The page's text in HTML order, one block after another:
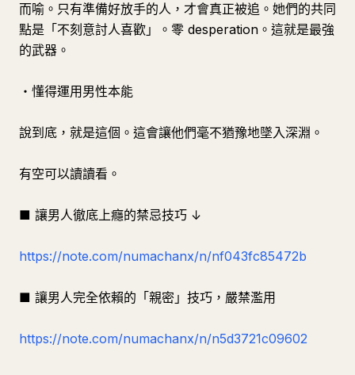
而喻。只有準備好放手的人，才會真正被追。她們的共同
點是「不刻意討人喜歡」。零 desperation。這就是最強
的武器。
・懂得運用男性本能
說到底，就是這個。這會讓他們毫不猶豫地墜入深淵。
有空可以讀讀看。
■ 讓男人徹底上癮的禁忌技巧 ↓
https://note.com/numachanx/n/nf043fc85472b
■ 讓男人完全依賴的「親密」技巧，嚴禁濫用
https://note.com/numachanx/n/n5d3721c09602